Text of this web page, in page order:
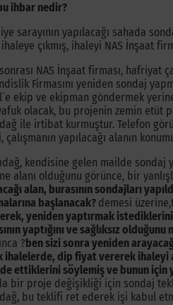
ihbar nedir?
sarayının yapılacağı sahada
çıkmış, ihaleyi NAS İnşaat
NAS İnşaat firması, hafriyat
Firmasını yeniden sondaj
ekip ve ekipman göndermek
olacak, bu projenin zemin etüt
ile irtibat kurmuştur. Telefon
çalışmanın yapılacağı alanın
kendisine gelen mailde sondaj
alanı olduğunu görünce, bir
alan, burasının sondajları
başlanacak? demesi
yeniden yaptırmak
yaptığını ve sağlıksız
? ben sizi sonra yeniden
ihalelerde, dip fiyat vererek ihaleyi
ettiklerini söylemiş ve bunun
bir proje değişikliği için sondaj
bu teklifi ret ederek işi kabul